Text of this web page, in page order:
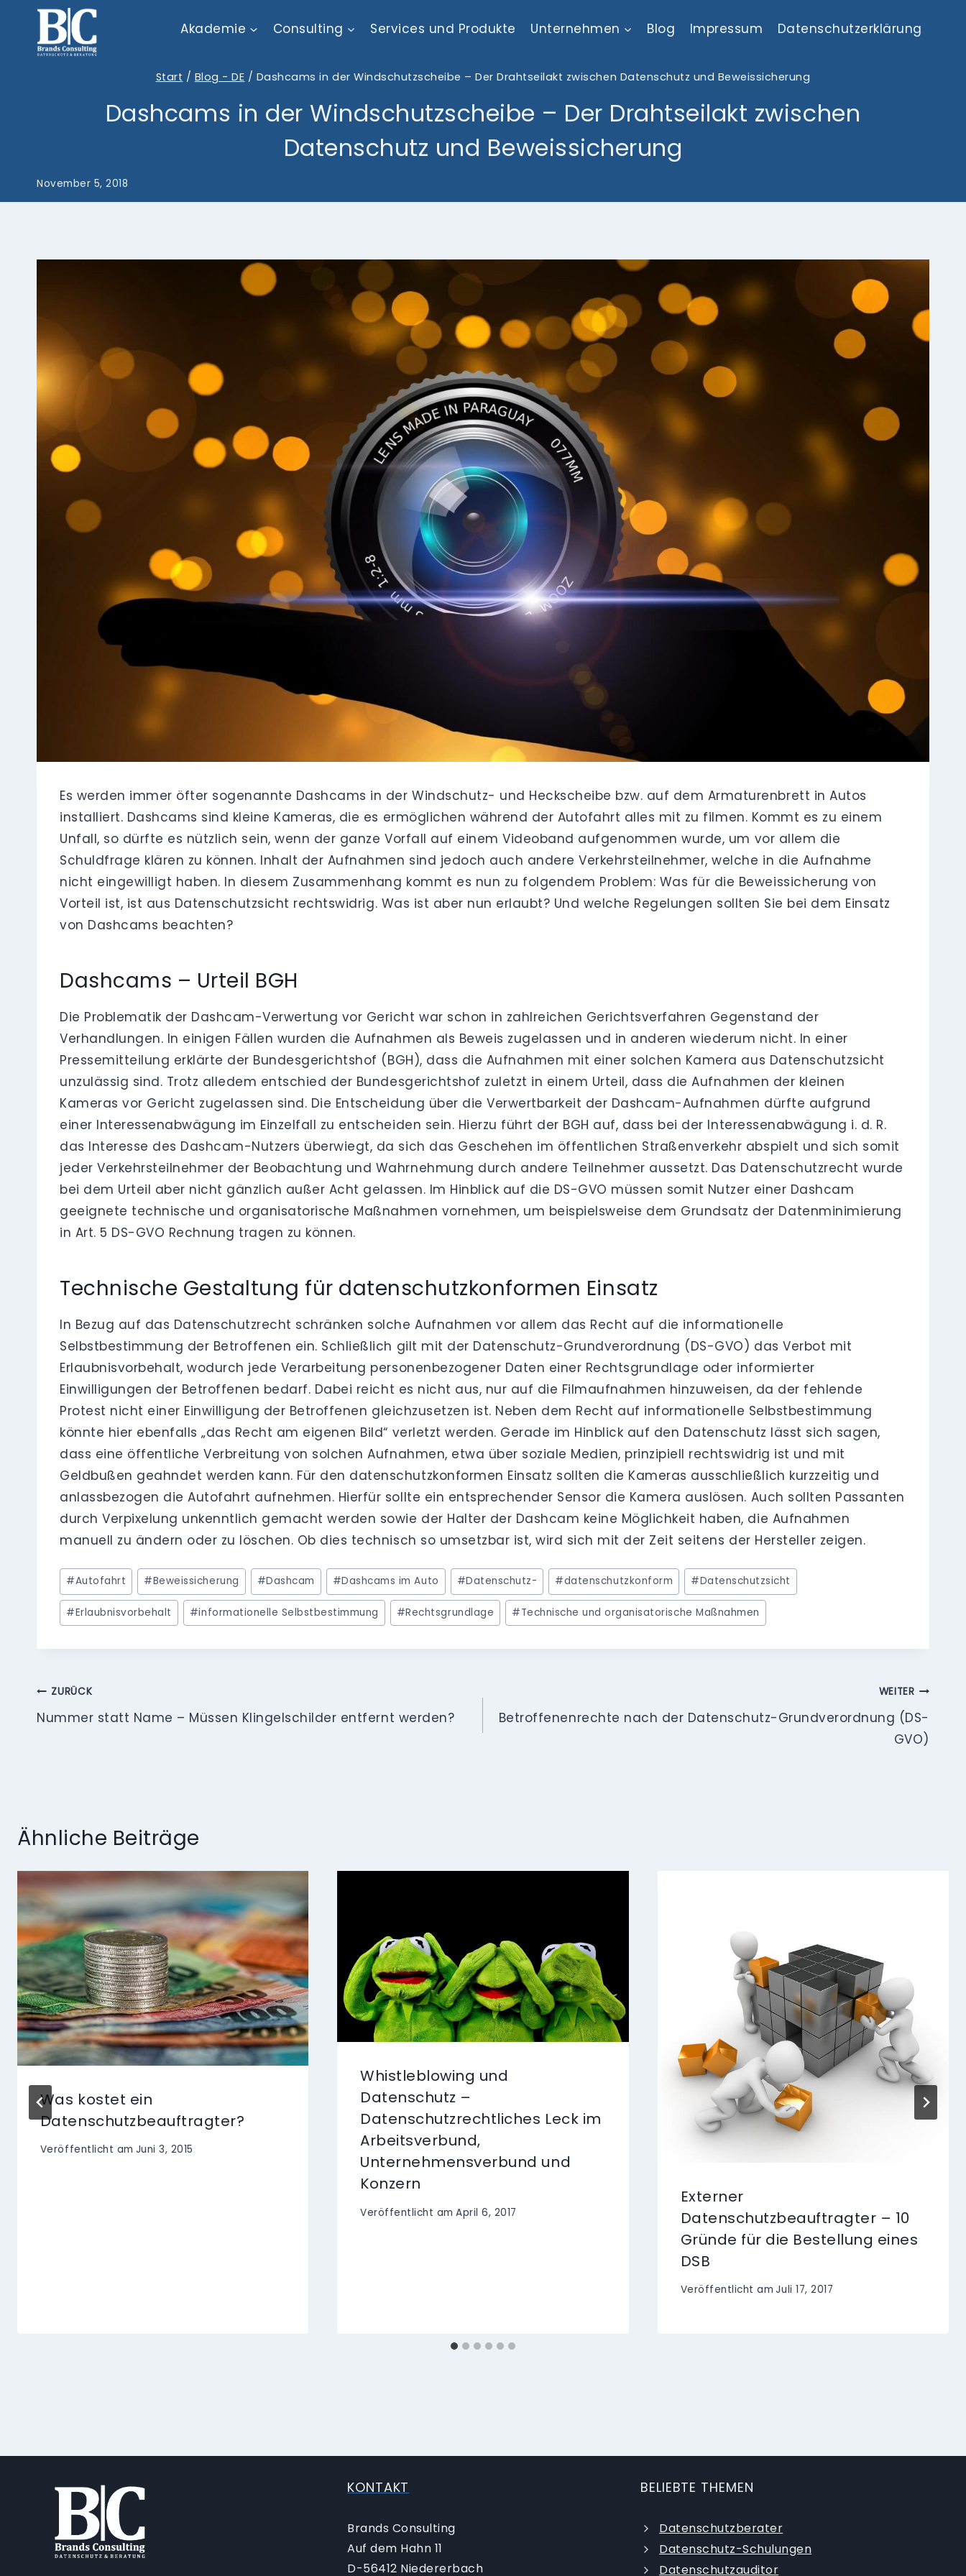
springen
Akademie Consulting Services und Produkte Unternehmen Blog Impressum Datenschutzerklärung
Start / Blog - DE / Dashcams in der Windschutzscheibe – Der Drahtseilakt zwischen Datenschutz und Beweissicherung
Dashcams in der Windschutzscheibe – Der Drahtseilakt zwischen
Datenschutz und Beweissicherung
November 5, 2018
Es werden immer öfter sogenannte Dashcams in der Windschutz- und Heckscheibe bzw. auf dem Armaturenbrett in Autos
installiert. Dashcams sind kleine Kameras, die es ermöglichen während der Autofahrt alles mit zu filmen. Kommt es zu einem
Unfall, so dürfte es nützlich sein, wenn der ganze Vorfall auf einem Videoband aufgenommen wurde, um vor allem die
Schuldfrage klären zu können. Inhalt der Aufnahmen sind jedoch auch andere Verkehrsteilnehmer, welche in die Aufnahme
nicht eingewilligt haben. In diesem Zusammenhang kommt es nun zu folgendem Problem: Was für die Beweissicherung von
Vorteil ist, ist aus Datenschutzsicht rechtswidrig. Was ist aber nun erlaubt? Und welche Regelungen sollten Sie bei dem Einsatz
von Dashcams beachten?
Dashcams – Urteil BGH
Die Problematik der Dashcam-Verwertung vor Gericht war schon in zahlreichen Gerichtsverfahren Gegenstand der
Verhandlungen. In einigen Fällen wurden die Aufnahmen als Beweis zugelassen und in anderen wiederum nicht. In einer
Pressemitteilung erklärte der Bundesgerichtshof (BGH), dass die Aufnahmen mit einer solchen Kamera aus Datenschutzsicht
unzulässig sind. Trotz alledem entschied der Bundesgerichtshof zuletzt in einem Urteil, dass die Aufnahmen der kleinen
Kameras vor Gericht zugelassen sind. Die Entscheidung über die Verwertbarkeit der Dashcam-Aufnahmen dürfte aufgrund
einer Interessenabwägung im Einzelfall zu entscheiden sein. Hierzu führt der BGH auf, dass bei der Interessenabwägung i. d. R.
das Interesse des Dashcam-Nutzers überwiegt, da sich das Geschehen im öffentlichen Straßenverkehr abspielt und sich somit
jeder Verkehrsteilnehmer der Beobachtung und Wahrnehmung durch andere Teilnehmer aussetzt. Das Datenschutzrecht wurde
bei dem Urteil aber nicht gänzlich außer Acht gelassen. Im Hinblick auf die DS-GVO müssen somit Nutzer einer Dashcam
geeignete technische und organisatorische Maßnahmen vornehmen, um beispielsweise dem Grundsatz der Datenminimierung
in Art. 5 DS-GVO Rechnung tragen zu können.
Technische Gestaltung für datenschutzkonformen Einsatz
In Bezug auf das Datenschutzrecht schränken solche Aufnahmen vor allem das Recht auf die informationelle
Selbstbestimmung der Betroffenen ein. Schließlich gilt mit der Datenschutz-Grundverordnung (DS-GVO) das Verbot mit
Erlaubnisvorbehalt, wodurch jede Verarbeitung personenbezogener Daten einer Rechtsgrundlage oder informierter
Einwilligungen der Betroffenen bedarf. Dabei reicht es nicht aus, nur auf die Filmaufnahmen hinzuweisen, da der fehlende
Protest nicht einer Einwilligung der Betroffenen gleichzusetzen ist. Neben dem Recht auf informationelle Selbstbestimmung
könnte hier ebenfalls „das Recht am eigenen Bild“ verletzt werden. Gerade im Hinblick auf den Datenschutz lässt sich sagen,
dass eine öffentliche Verbreitung von solchen Aufnahmen, etwa über soziale Medien, prinzipiell rechtswidrig ist und mit
Geldbußen geahndet werden kann. Für den datenschutzkonformen Einsatz sollten die Kameras ausschließlich kurzzeitig und
anlassbezogen die Autofahrt aufnehmen. Hierfür sollte ein entsprechender Sensor die Kamera auslösen. Auch sollten Passanten
durch Verpixelung unkenntlich gemacht werden sowie der Halter der Dashcam keine Möglichkeit haben, die Aufnahmen
manuell zu ändern oder zu löschen. Ob dies technisch so umsetzbar ist, wird sich mit der Zeit seitens der Hersteller zeigen.
Schlagworte:
#Autofahrt #Beweissicherung #Dashcam #Dashcams im Auto #Datenschutz- #datenschutzkonform #Datenschutzsicht
#Erlaubnisvorbehalt #informationelle Selbstbestimmung #Rechtsgrundlage #Technische und organisatorische Maßnahmen
Beitragsnavigation
ZURÜCK
Nummer statt Name – Müssen Klingelschilder entfernt werden?
WEITER
Betroffenenrechte nach der Datenschutz-Grundverordnung (DS-
GVO)
Ähnliche Beiträge
Was kostet ein
Datenschutzbeauftragter?
Veröffentlicht am Juni 3, 2015
Whistleblowing und
Datenschutz –
Datenschutzrechtliches Leck im
Arbeitsverbund,
Unternehmensverbund und
Konzern
Veröffentlicht am April 6, 2017
Externer
Datenschutzbeauftragter – 10
Gründe für die Bestellung eines
DSB
Veröffentlicht am Juli 17, 2017
KONTAKT
Brands Consulting
Auf dem Hahn 11
D-56412 Niedererbach
BELIEBTE THEMEN
Datenschutzberater
Datenschutz-Schulungen
Datenschutzauditor